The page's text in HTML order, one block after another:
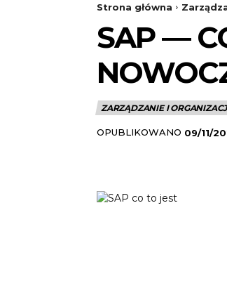
Strona główna
SAP —
ZARZĄDZANIE I
OPUBLIKOWANO 09/11/